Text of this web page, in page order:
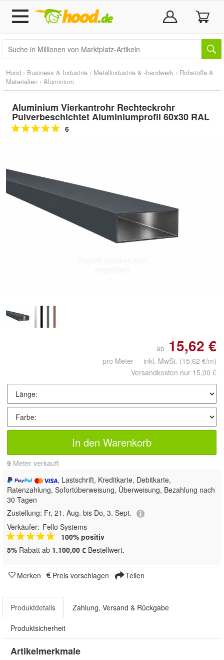
Hood › Business & Industrie › Metallindustrie & -handwerk › Rohstoffe &
Materialien › Aluminium
Aluminium Vierkantrohr Rechteckrohr
Pulverbeschichtet Aluminiumprofil 60x30 RAL
6
ab 15,62 €
pro Meter inkl. MwSt. (15,62 €/m)
Versandkosten nur 15,00 €
In den Warenkorb
9 Meter verkauft
, Lastschrift, Kreditkarte, Debitkarte,
Ratenzahlung, Sofortüberweisung, Überweisung, Bezahlung nach
30 Tagen
Zustellung: Fr, 21. Aug. bis Do, 3. Sept.
Verkäufer: Fello Systems
100% positiv
5% Rabatt ab 1.100,00 € Bestellwert.
Merken Preis vorschlagen Teilen
Produktdetails Zahlung, Versand & Rückgabe
Produktsicherheit
Artikelmerkmale